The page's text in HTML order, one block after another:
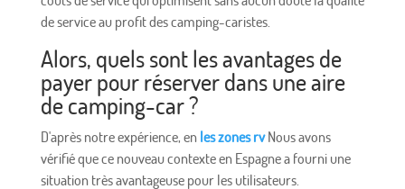
de service au profit des camping-caristes.
Alors, quels sont les avantages de
payer pour réserver dans une aire
de camping-car ?
D'après notre expérience, en les zones rvNous avons
vérifié que ce nouveau contexte en Espagne a fourni une
situation très avantageuse pour les utilisateurs.